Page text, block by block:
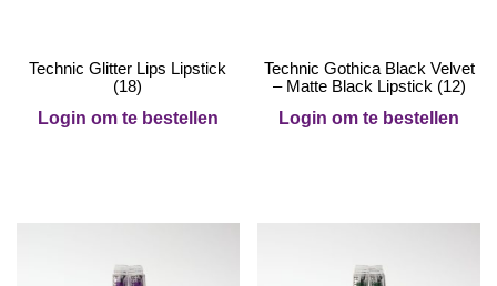
Technic Glitter Lips Lipstick
(18)
Login om te bestellen
Technic Gothica Black Velvet
– Matte Black Lipstick (12)
Login om te bestellen